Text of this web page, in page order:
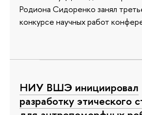
Родиона Сидоренко занял
конкурсе научных работ
НИУ ВШЭ инициировал
разработку этического